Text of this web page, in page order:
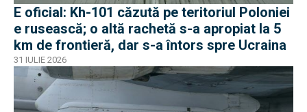
E oficial: Kh-101 căzută pe teritoriul Poloniei
e rusească; o altă rachetă s-a apropiat la 5
km de frontieră, dar s-a întors spre Ucraina
31 IULIE 2026